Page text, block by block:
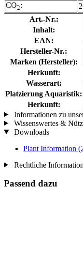
CO2:
Art.-Nr.:
Inhalt:
EAN:
Hersteller-Nr.:
Marken (Hersteller):
Herkunft:
Wasserart:
Platzierung Aquaristik:
Herkunft:
Informationen zu
Wissenswertes &
Downloads
Plant Information
Rechtliche
Passend dazu